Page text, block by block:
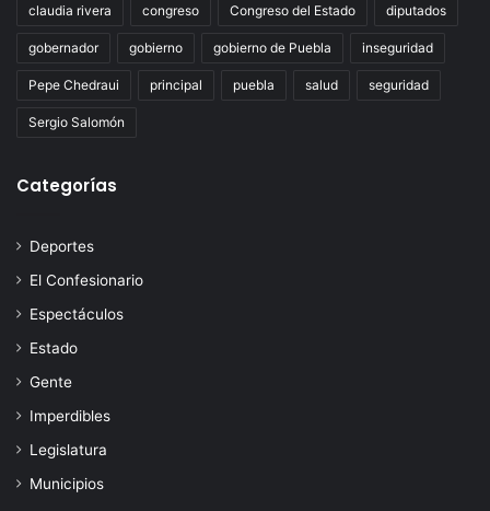
claudia rivera congreso Congreso del Estado diputados
gobernador gobierno gobierno de Puebla inseguridad
Pepe Chedraui principal puebla salud seguridad
Sergio Salomón
Categorías
Deportes
El Confesionario
Espectáculos
Estado
Gente
Imperdibles
Legislatura
Municipios